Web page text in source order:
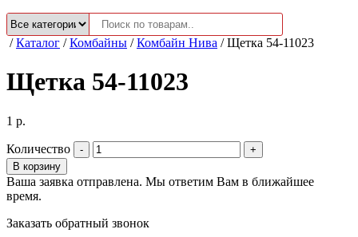
/Каталог /Комбайны /Комбайн Нива /Щетка 54-11023
Щетка 54-11023
1 р.
Количество
В корзину
Ваша заявка отправлена. Мы ответим Вам в ближайшее
время.
Заказать обратный звонок